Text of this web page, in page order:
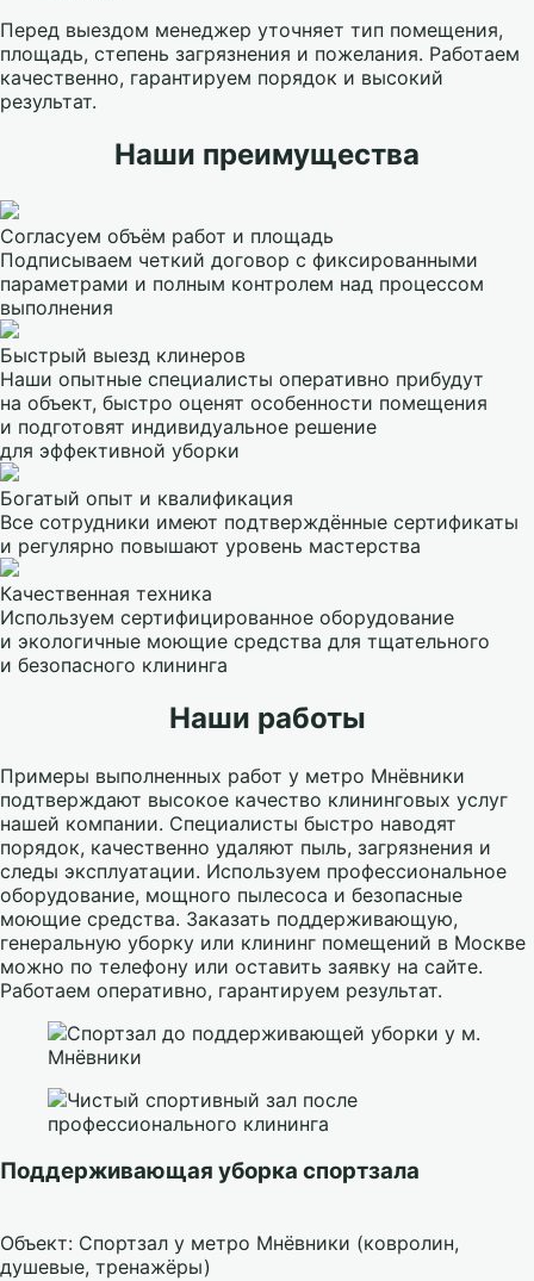
Перед выездом менеджер уточняет тип помещения,
площадь, степень загрязнения и пожелания. Работаем
качественно, гарантируем порядок и высокий
результат.
Наши преимущества
Согласуем объём работ и площадь
Подписываем четкий договор с фиксированными
параметрами и полным контролем над процессом
выполнения
Быстрый выезд клинеров
Наши опытные специалисты оперативно прибудут
на объект, быстро оценят особенности помещения
и подготовят индивидуальное решение
для эффективной уборки
Богатый опыт и квалификация
Все сотрудники имеют подтверждённые сертификаты
и регулярно повышают уровень мастерства
Качественная техника
Используем сертифицированное оборудование
и экологичные моющие средства для тщательного
и безопасного клининга
Наши работы
Примеры выполненных работ у метро Мнёвники
подтверждают высокое качество клининговых услуг
нашей компании. Специалисты быстро наводят
порядок, качественно удаляют пыль, загрязнения и
следы эксплуатации. Используем профессиональное
оборудование, мощного пылесоса и безопасные
моющие средства. Заказать поддерживающую,
генеральную уборку или клининг помещений в Москве
можно по телефону или оставить заявку на сайте.
Работаем оперативно, гарантируем результат.
Поддерживающая уборка спортзала
Объект: Спортзал у метро Мнёвники (ковролин,
душевые, тренажёры)